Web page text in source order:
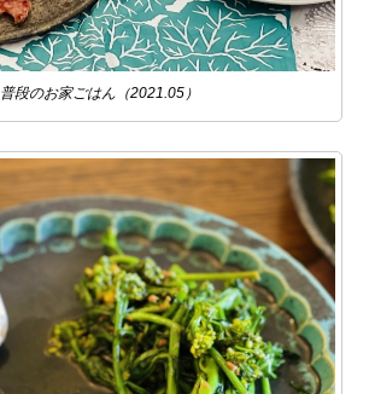
普段のお家ごはん（2021.05）